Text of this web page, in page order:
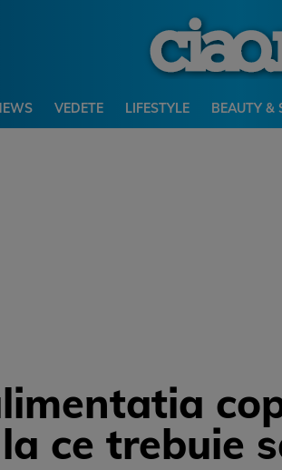
VEDETE LIFESTYLE BEAUTY &
ce trebuie